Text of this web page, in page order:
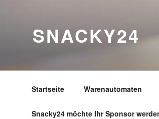
SNACKY24
Startseite Warenautomaten
Snacky24 möchte Ihr Sponsor